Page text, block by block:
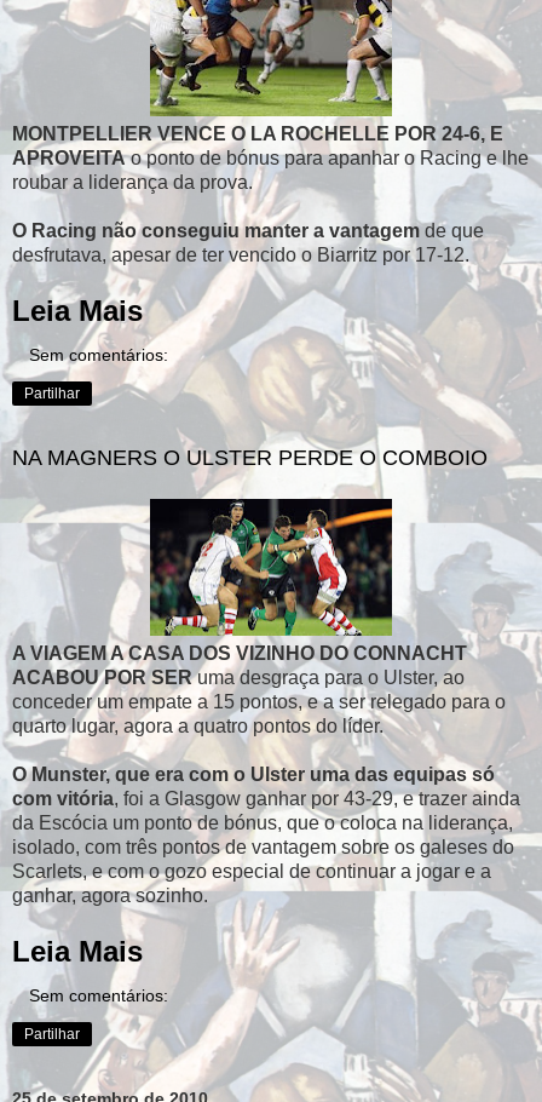
MONTPELLIER VENCE O LA ROCHELLE POR 24-6, E
APROVEITAo ponto de bónus para apanhar o Racing e lhe
roubar a liderança da prova.
O Racing não conseguiu manter a vantagem de que
desfrutava, apesar de ter vencido o Biarritz por 17-12.
Leia Mais
Sem comentários:
Partilhar
NA MAGNERS O ULSTER PERDE O COMBOIO
A VIAGEM A CASA DOS VIZINHO DO CONNACHT
ACABOU POR SERuma desgraça para o Ulster, ao
conceder um empate a 15 pontos, e a ser relegado para o
quarto lugar, agora a quatro pontos do líder.
O Munster, que era com o Ulster uma das equipas só
com vitória, foi a Glasgow ganhar por 43-29, e trazer ainda
da Escócia um ponto de bónus, que o coloca na liderança,
isolado, com três pontos de vantagem sobre os galeses do
Scarlets, e com o gozo especial de continuar a jogar e a
ganhar, agora sozinho.
Leia Mais
Sem comentários:
Partilhar